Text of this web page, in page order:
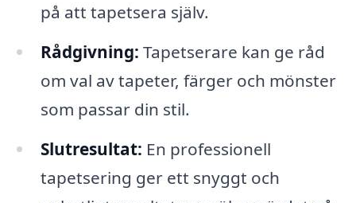
på att tapetsera själv.
Rådgivning: Tapetserare kan ge råd
om val av tapeter, färger och mönster
som passar din stil.
Slutresultat: En professionell
tapetsering ger ett snyggt och